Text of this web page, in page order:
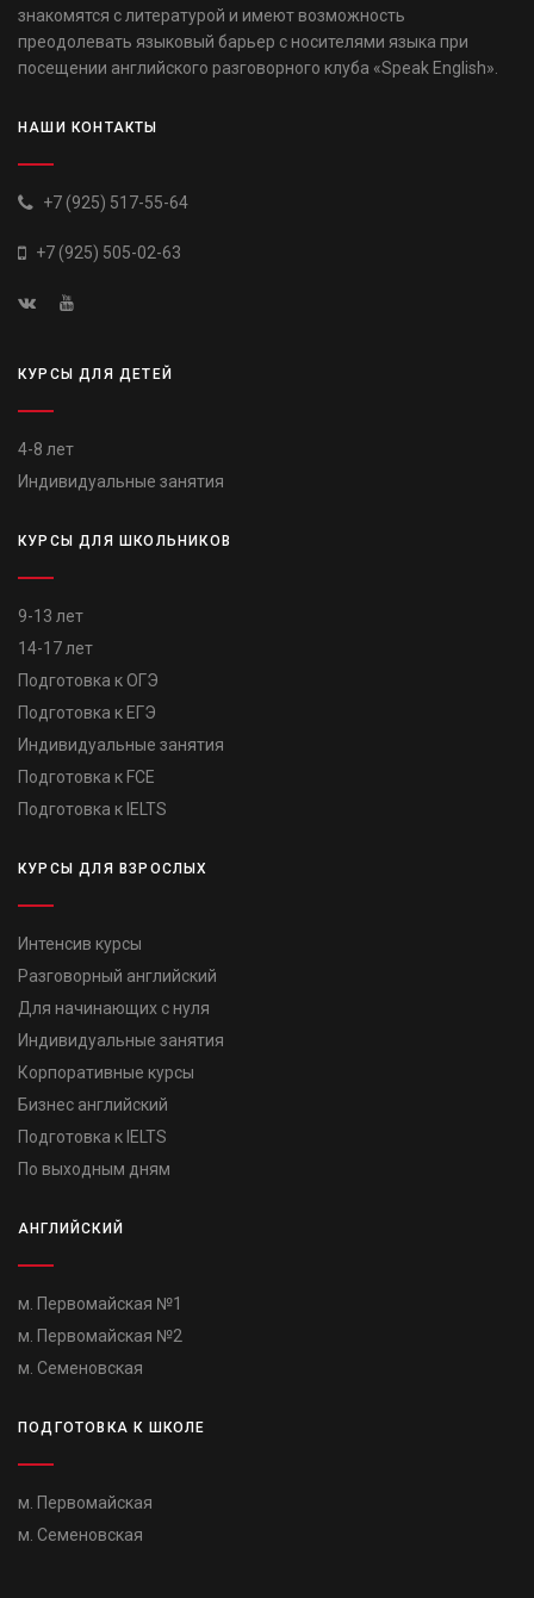
знакомятся с литературой и имеют возможность
преодолевать языковый барьер с носителями языка при
посещении английского разговорного клуба «Speak English».
НАШИ КОНТАКТЫ
+7 (925) 517-55-64
+7 (925) 505-02-63
КУРСЫ ДЛЯ ДЕТЕЙ
4-8 лет
Индивидуальные занятия
КУРСЫ ДЛЯ ШКОЛЬНИКОВ
9-13 лет
14-17 лет
Подготовка к ОГЭ
Подготовка к ЕГЭ
Индивидуальные занятия
Подготовка к FCE
Подготовка к IELTS
КУРСЫ ДЛЯ ВЗРОСЛЫХ
Интенсив курсы
Разговорный английский
Для начинающих с нуля
Индивидуальные занятия
Корпоративные курсы
Бизнес английский
Подготовка к IELTS
По выходным дням
АНГЛИЙСКИЙ
м. Первомайская №1
м. Первомайская №2
м. Семеновская
ПОДГОТОВКА К ШКОЛЕ
м. Первомайская
м. Семеновская